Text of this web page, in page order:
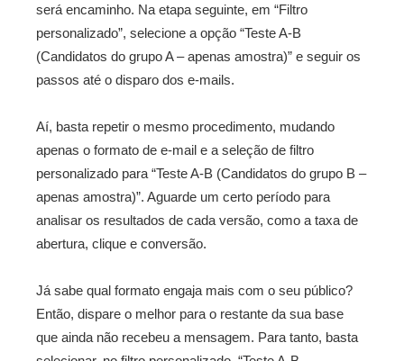
será encaminho. Na etapa seguinte, em “Filtro
personalizado”, selecione a opção “Teste A-B
(Candidatos do grupo A – apenas amostra)” e seguir os
passos até o disparo dos e-mails.
Aí, basta repetir o mesmo procedimento, mudando
apenas o formato de e-mail e a seleção de filtro
personalizado para “Teste A-B (Candidatos do grupo B –
apenas amostra)”. Aguarde um certo período para
analisar os resultados de cada versão, como a taxa de
abertura, clique e conversão.
Já sabe qual formato engaja mais com o seu público?
Então, dispare o melhor para o restante da sua base
que ainda não recebeu a mensagem. Para tanto, basta